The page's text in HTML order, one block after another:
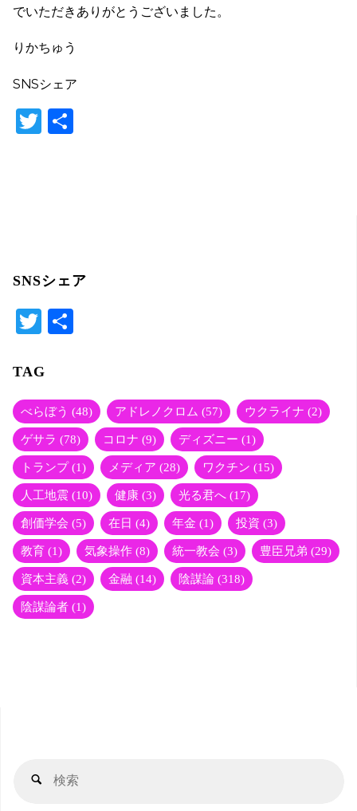
でいただきありがとうございました。
りかちゅう
SNSシェア
T
SNSシェア
T
tte
r
TAG
べらぼう (48) アドレノクロム (57) ウクライナ (2)
ゲサラ (78) コロナ (9) ディズニー (1)
トランプ(1) メディア (28) ワクチン (15)
人工地震 (10) 健康 (3) 光る君へ (17)
創価学会 (5) 在日 (4) 年金 (1) 投資 (3)
教育 (1) 気象操作 (8) 統一教会 (3) 豊臣兄弟 (29)
資本主義 (2) 金融 (14) 陰謀論 (318)
陰謀論者 (1)
検